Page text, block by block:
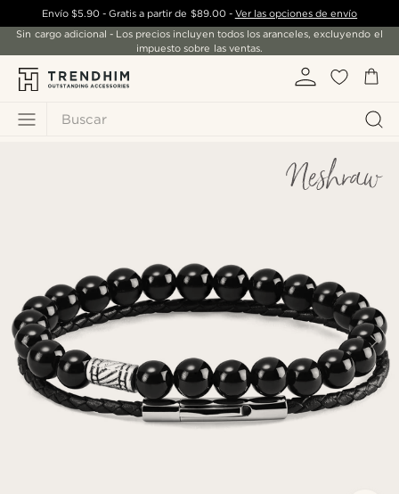
Buscar
Envío $5.90- Gratis a partir de $89.00- Ver las opciones de envío
Sin cargo adicional - Los precios incluyen todos los aranceles, excluyendo el
impuesto sobre las ventas.